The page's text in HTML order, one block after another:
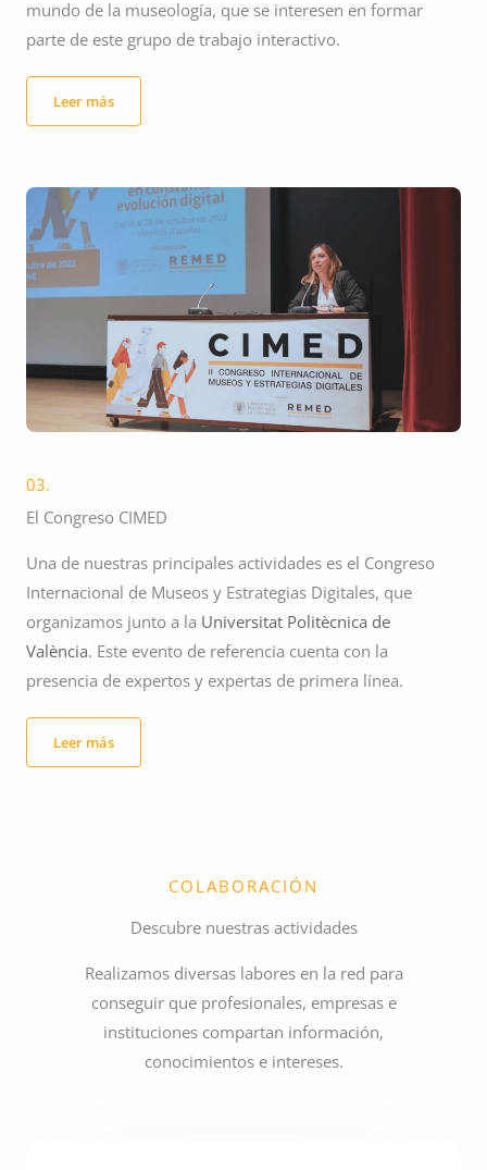
mundo de la museología, que se interesen en formar
parte de este grupo de trabajo interactivo.
Leer más
03.
El Congreso CIMED
Una de nuestras principales actividades es el Congreso
Internacional de Museos y Estrategias Digitales, que
organizamos junto a la Universitat Politècnica de
València. Este evento de referencia cuenta con la
presencia de expertos y expertas de primera línea.
Leer más
COLABORACIÓN
Descubre nuestras actividades
Realizamos diversas labores en la red para
conseguir que profesionales, empresas e
instituciones compartan información,
conocimientos e intereses.